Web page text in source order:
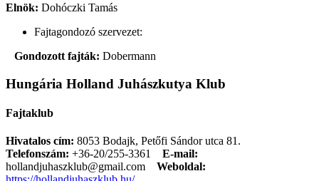
Elnök: Dohóczki Tamás
Fajtagondozó szervezet:
Gondozott fajták: Dobermann
Hungária Holland Juhászkutya Klub
Fajtaklub
Hivatalos cím: 8053 Bodajk, Petőfi Sándor utca 81.
Telefonszám: +36-20/255-3361
E-mail:
hollandjuhaszklub@gmail.com
Weboldal: